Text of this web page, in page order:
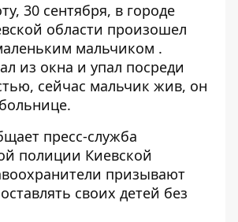
30 сентября, в городе
области произошел
мальчиком .
из окна и упал посреди
сейчас мальчик жив, он
пресс-служба
полиции Киевской
призывают
своих детей без